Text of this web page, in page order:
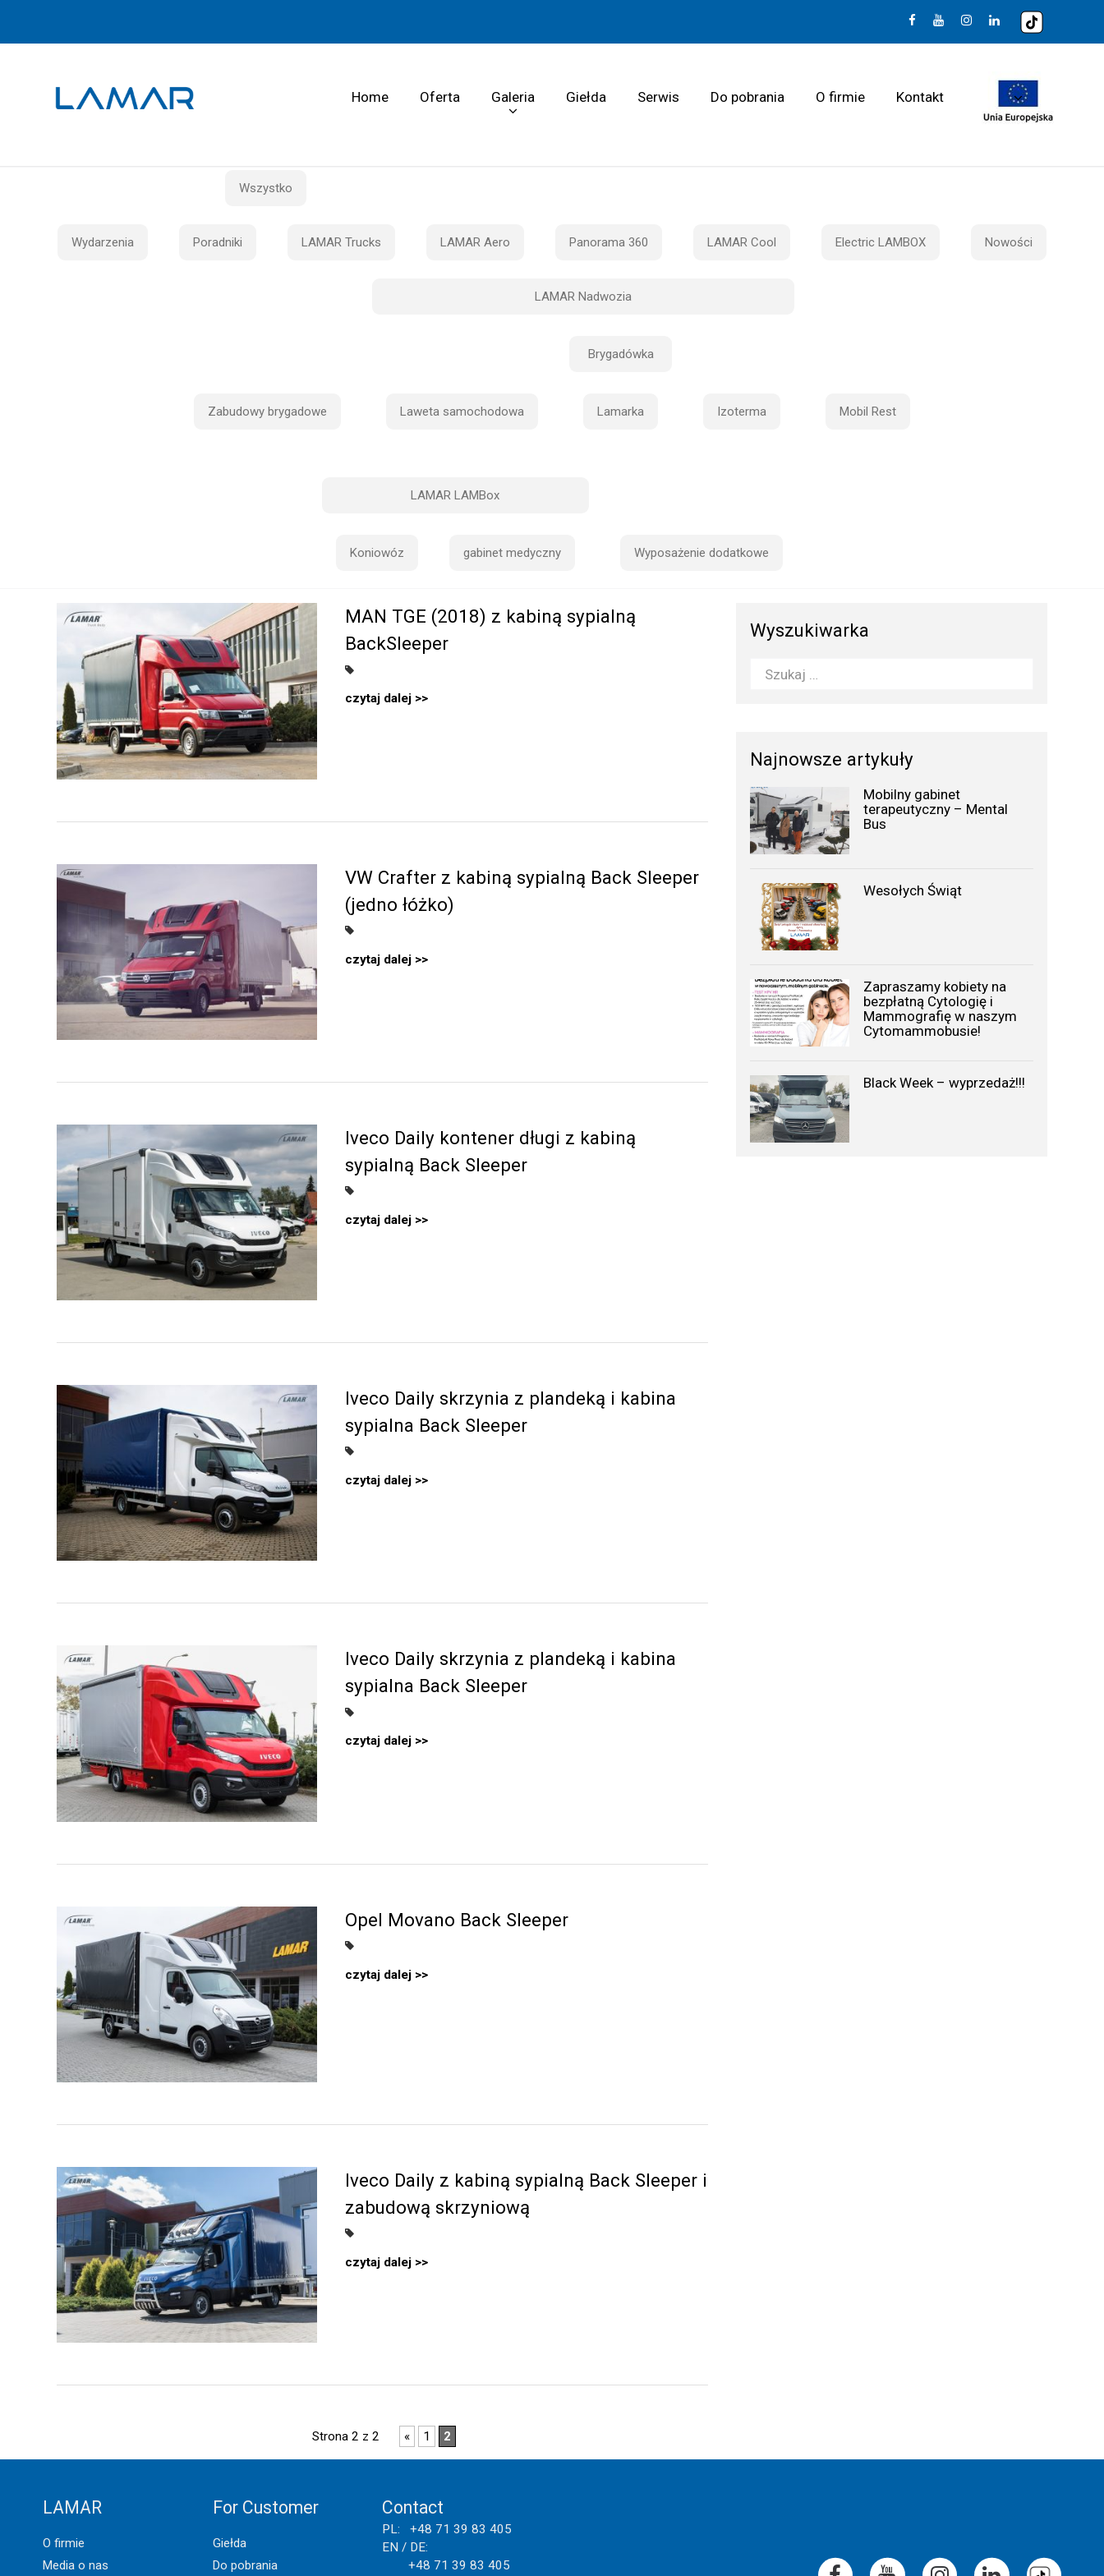
Home Oferta Galeria Giełda Serwis Do pobrania O firmie Kontakt
Wszystko
Wydarzenia Poradniki LAMAR Trucks LAMAR Aero Panorama 360 LAMAR Cool Electric LAMBOX Nowości
Zabudowy brygadowe
LAMAR Nadwozia
Laweta samochodowa
Brygadówka
Lamarka Izoterma Mobil Rest
LAMAR LAMBox
Koniowóz gabinet medyczny Wyposażenie dodatkowe
MAN TGE (2018) z kabiną sypialną
BackSleeper
czytaj dalej
VW Crafter z kabiną sypialną Back Sleeper
(jedno łóżko)
czytaj dalej
Iveco Daily kontener długi z kabiną
sypialną Back Sleeper
czytaj dalej
Iveco Daily skrzynia z plandeką i kabina
sypialna Back Sleeper
czytaj dalej
Iveco Daily skrzynia z plandeką i kabina
sypialna Back Sleeper
czytaj dalej
Opel Movano Back Sleeper
czytaj dalej
Iveco Daily z kabiną sypialną Back Sleeper i
zabudową skrzyniową
czytaj dalej
Strona 2 z 2 « 1 2
Wyszukiwarka
Najnowsze artykuły
Mobilny gabinet
terapeutyczny – Mental
Bus
Wesołych Świąt
Zapraszamy kobiety na
bezpłatną Cytologię i
Mammografię w naszym
Cytomammobusie!
Black Week – wyprzedaż!!!
LAMAR
O firmie
Media o nas
For Customer
Giełda
Do pobrania
Contact
PL: +48 71 39 83 405
EN / DE:
+48 71 39 83 405